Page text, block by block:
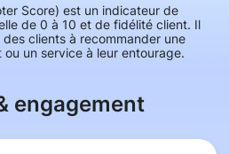
Score) est un indicateur de
de 0 à 10 et de fidélité client. Il
clients à recommander une
un service à leur entourage.
engagement